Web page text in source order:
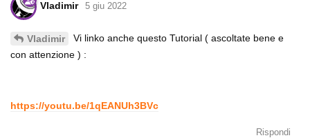
Vladimir 5 giu 2022
Vladimir
Vi linko anche questo Tutorial ( ascoltate bene e
con attenzione ) :
https://youtu.be/1qEANUh3BVc
Rispondi